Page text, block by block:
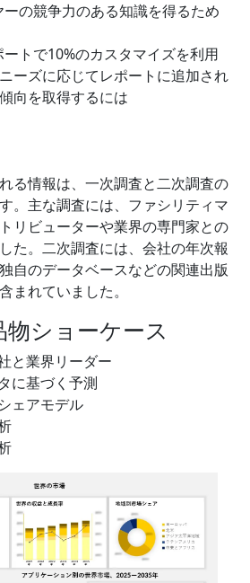
の競争力のある知識を得るため
トで10%のカスタマイズを利用
ーズに応じてレポートに追加され
向を取得するには
る情報は、一次調査と二次調査の
。主な調査には、ファシリティマ
リビューターや業界の専門家との
た。二次調査には、会社の年次報
自のデータベースなどの関連出版
まれていました。
ショーケース
と業界リーダー
に基づく予測
ェアモデル